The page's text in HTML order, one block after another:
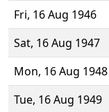
Fri, 16 Aug 1946
Sat, 16 Aug 1947
Mon, 16 Aug 1948
Tue, 16 Aug 1949